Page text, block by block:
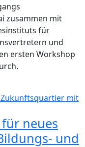
zusammen mit
für
und
ersten Workshop
neues
und